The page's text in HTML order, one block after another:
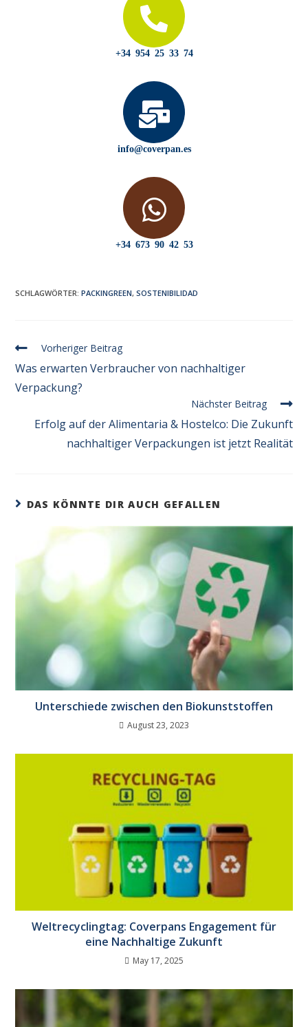
+34 954 25 33 74
info@coverpan.es
+34 673 90 42 53
SCHLAGWÖRTER:PACKINGREEN, SOSTENIBILIDAD
Vorheriger Beitrag
Was erwarten Verbraucher von nachhaltiger
Verpackung?
Nächster Beitrag
Erfolg auf der Alimentaria & Hostelco: Die Zukunft
nachhaltiger Verpackungen ist jetzt Realität
DAS KÖNNTE DIR AUCH GEFALLEN
Unterschiede zwischen den Biokunststoffen
August 23, 2023
Weltrecyclingtag: Coverpans Engagement für
eine Nachhaltige Zukunft
May 17, 2025